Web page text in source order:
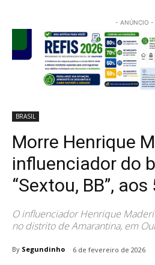
- ANÚNCIO -
BRASIL
Morre Henrique
influenciador do
“Sextou, BB”,
O influenciador Henrique
no distrito de Amarantina, em
By Segundinho 6 de fevereiro de 2026